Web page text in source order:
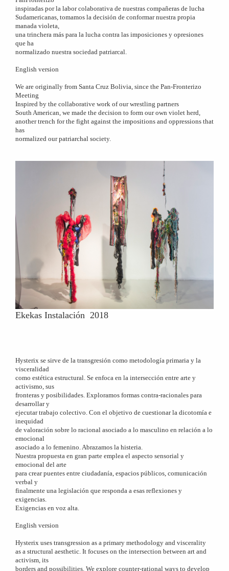
inspiradas por la labor colaborativa de nuestras compañeras de lucha
Sudamericanas, tomamos la decisión de conformar nuestra propia
manada violeta,
una trinchera más para la lucha contra las imposiciones y opresiones
que ha
normalizado nuestra sociedad patriarcal.
English version
We are originally from Santa Cruz Bolivia, since the Pan-Fronterizo
Meeting
Inspired by the collaborative work of our wrestling partners
South American, we made the decision to form our own violet herd,
another trench for the fight against the impositions and oppressions that
has
normalized our patriarchal society.
Ekekas Instalación 2018
Hysterix se sirve de la transgresión como metodología primaria y la
visceralidad
como estética estructural. Se enfoca en la intersección entre arte y
activismo, sus
fronteras y posibilidades. Exploramos formas contra-racionales para
desarrollar y
ejecutar trabajo colectivo. Con el objetivo de cuestionar la dicotomía e
inequidad
de valoración sobre lo racional asociado a lo masculino en relación a lo
emocional
asociado a lo femenino. Abrazamos la histeria.
Nuestra propuesta en gran parte emplea el aspecto sensorial y
emocional del arte
para crear puentes entre ciudadanía, espacios públicos, comunicación
verbal y
finalmente una legislación que responda a esas reflexiones y
exigencias.
Exigencias en voz alta.
English version
Hysterix uses transgression as a primary methodology and viscerality
as a structural aesthetic. It focuses on the intersection between art and
activism, its
borders and possibilities. We explore counter-rational ways to develop